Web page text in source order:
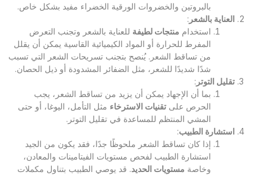
بالبروتين والخضروات الورقية الخضراء مفيد بشكل خاص.
العناية بالشعر :
استخدام منتجات لطيفة للعناية بالشعر وتجنب التعرض
المفرط للحرارة أو المواد الكيميائية القاسية يمكن أن يقلل
من تساقط الشعر. يُنصح بتجنب تسريحات الشعر التي تسبب
شدًا شديدًا للشعر، مثل الضفائر المشدودة أو ذيل الحصان.
تقليل التوتر :
بما أن الإجهاد يمكن أن يزيد من تساقط الشعر، يجب
الحرص على تقنيات الاسترخاء مثل التأمل، اليوغا، أو حتى
المشي المنتظم للمساعدة في تقليل التوتر.
استشارة الطبيب:
إذا كان تساقط الشعر ملحوظًا جدًا، فقد يكون من الجيد
استشارة الطبيب لفحص مستويات الفيتامينات والمعادن،
وخاصة مستويات الحديد. قد يوصي الطبيب بتناول مكملات